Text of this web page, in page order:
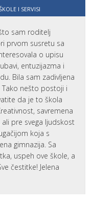
I SERVISI
sam roditelj
prvom susretu sa
o upisu
entuzijazma i
Bila sam zadivljena
nešto postoji i
da je to škola
savremena
pre svega ljudskost
koja s
gimnazija. Sa
uspeh ove škole, a
čestitke! Jelena